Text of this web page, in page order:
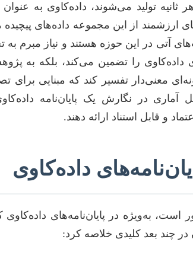
تولید می‌شوند، داده‌کاوی به عنوان
ارزشمند از این مجموعه داده‌های
آتی در این حوزه هستند و نیاز مبرم
داده‌کاوی را تضمین می‌کند، بلکه به
معنی‌دار تفسیر کند که مبنایی برای
آماری در نگارش یک پایان‌نامه
و قابل استناد ارائه دهند.
داده‌کاوی
به‌ویژه در پایان‌نامه‌های
در چند بعد کلیدی خلاصه کرد: